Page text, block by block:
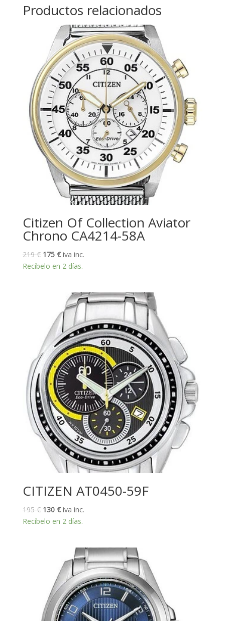
Productos relacionados
Citizen Of Collection Aviator
Chrono CA4214-58A
219€ El
precio
175 €El
precio
175 €.
iva inc.
Recíbelo en 2 días.
CITIZEN AT0450-59F
195€ El
precio
130 €El
precio
130 €.
iva inc.
Recíbelo en 2 días.